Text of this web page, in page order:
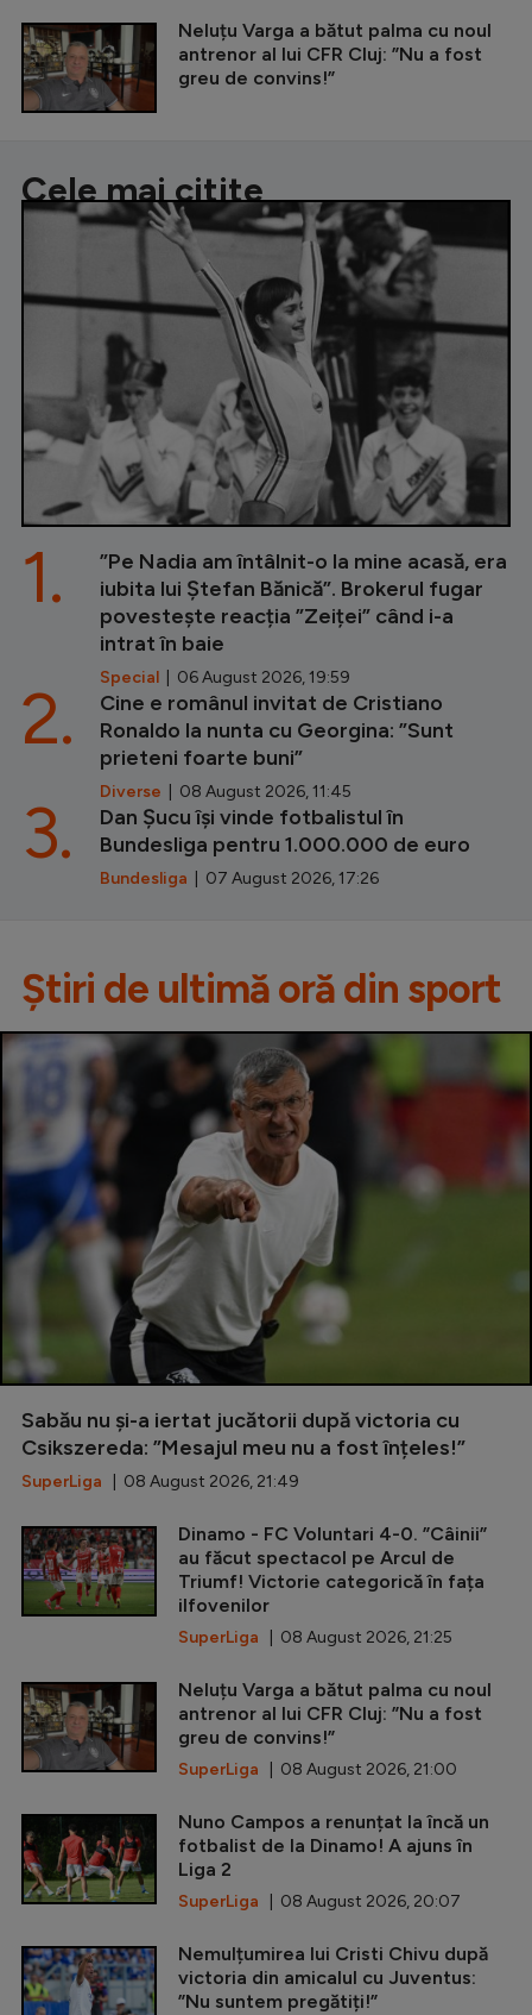
Neluțu Varga a bătut palma cu noul
antrenor al lui CFR Cluj: ”Nu a fost
greu de convins!”
Cele mai citite
”Pe Nadia am întâlnit-o la mine acasă, era
iubita lui Ștefan Bănică”. Brokerul fugar
povestește reacția ”Zeiței” când i-a
intrat în baie
Special | 06 August 2026, 19:59
1.
Cine e românul invitat de Cristiano
Ronaldo la nunta cu Georgina: ”Sunt
prieteni foarte buni”
Diverse | 08 August 2026, 11:45
2.
Dan Șucu își vinde fotbalistul în
Bundesliga pentru 1.000.000 de euro
Bundesliga | 07 August 2026, 17:26
3.
Știri de ultimă oră din sport
Sabău nu și-a iertat jucătorii după victoria cu
Csikszereda: ”Mesajul meu nu a fost înțeles!”
SuperLiga | 08 August 2026, 21:49
Dinamo - FC Voluntari 4-0. ”Câinii”
au făcut spectacol pe Arcul de
Triumf! Victorie categorică în fața
ilfovenilor
SuperLiga | 08 August 2026, 21:25
Neluțu Varga a bătut palma cu noul
antrenor al lui CFR Cluj: ”Nu a fost
greu de convins!”
SuperLiga | 08 August 2026, 21:00
Nuno Campos a renunțat la încă un
fotbalist de la Dinamo! A ajuns în
Liga 2
SuperLiga | 08 August 2026, 20:07
Nemulțumirea lui Cristi Chivu după
victoria din amicalul cu Juventus:
”Nu suntem pregătiți!”